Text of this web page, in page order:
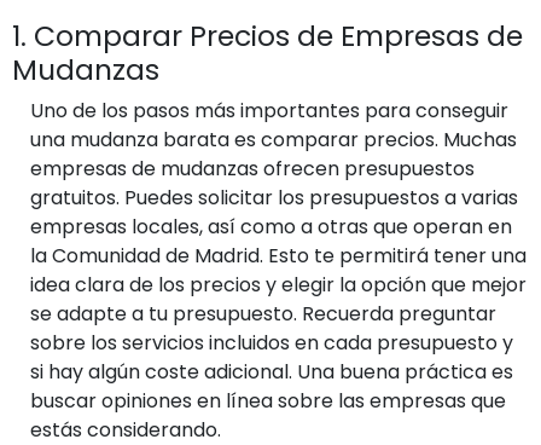
1. Comparar Precios de Empresas de
Mudanzas
Uno de los pasos más importantes para conseguir
una mudanza barata es comparar precios. Muchas
empresas de mudanzas ofrecen presupuestos
gratuitos. Puedes solicitar los presupuestos a varias
empresas locales, así como a otras que operan en
la Comunidad de Madrid. Esto te permitirá tener una
idea clara de los precios y elegir la opción que mejor
se adapte a tu presupuesto. Recuerda preguntar
sobre los servicios incluidos en cada presupuesto y
si hay algún coste adicional. Una buena práctica es
buscar opiniones en línea sobre las empresas que
estás considerando.